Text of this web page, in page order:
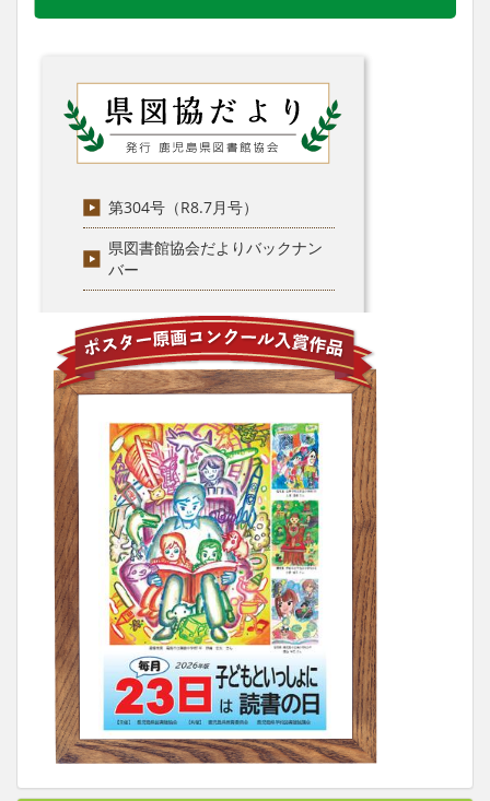
第304号（R8.7月号）
県図書館協会だよりバックナン
バー